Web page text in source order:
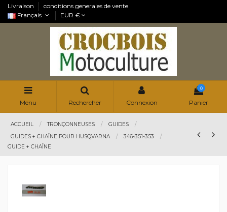
Livraison
conditions generales de vente
Français
EUR €
Menu Rechercher Connexion
0
Panier
ACCUEIL TRONÇONNEUSES
GUIDES
GUIDES + CHAÎNE POUR HUSQVARNA
346-351-353
GUIDE + CHAÎNE